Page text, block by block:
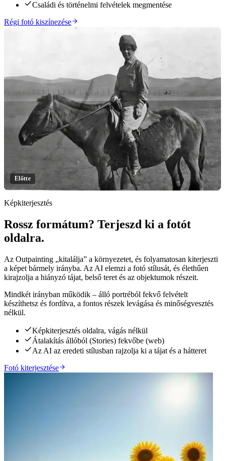
Családi és történelmi felvételek megmentése
Régi fotó kiszínezése
Kattints a felfedéshez
Előtte
Képkiterjesztés
Rossz formátum? Terjeszd ki a fotót
oldalra.
Az Outpainting „kitalálja” a környezetet, és folyamatosan kiterjeszti
a képet bármely irányba. Az AI elemzi a fotó stílusát, és élethűen
kirajzolja a hiányzó tájat, belső teret és az objektumok részeit.
Mindkét irányban működik – álló portréból fekvő felvételt
készíthetsz és fordítva, a fontos részek levágása és minőségvesztés
nélkül.
Képkiterjesztés oldalra, vágás nélkül
Átalakítás állóból (Stories) fekvőbe (web)
Az AI az eredeti stílusban rajzolja ki a tájat és a hátteret
Fotó kiterjesztése